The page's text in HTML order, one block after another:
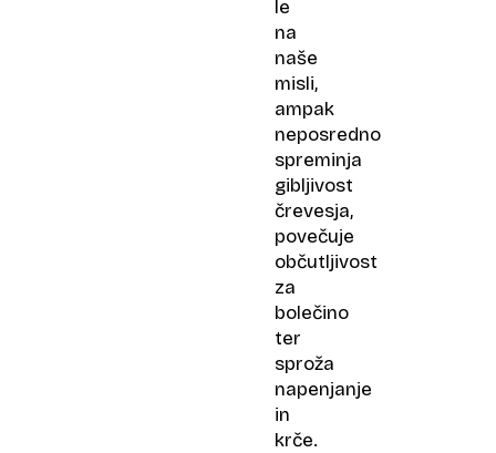
le
na
naše
misli,
ampak
neposredno
spreminja
gibljivost
črevesja,
povečuje
občutljivost
za
bolečino
ter
sproža
napenjanje
in
krče.